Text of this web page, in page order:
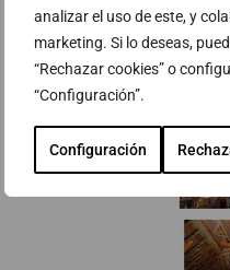
analizar el uso de este, y
marketing. Si lo deseas,
“Rechazar cookies” o
“Configuración”.
Configuración